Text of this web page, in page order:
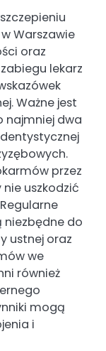
Warszawie
oraz
lekarz
Ważne jest
najmniej dwa
przez
uszkodzić
do
ustnej oraz
we
również
mogą
i